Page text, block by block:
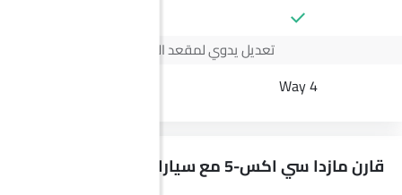
تعديل يدوي لمقعد السائق
4 Way
قارن مازدا سي اكس-5 مع سيارات مشابهة